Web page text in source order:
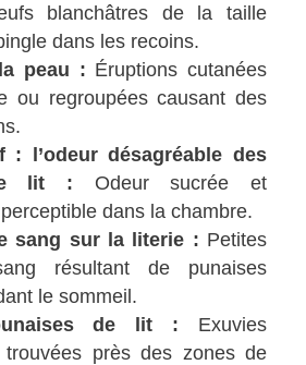
blanchâtres de la taille
dans les recoins.
peau : Éruptions cutanées
ou regroupées causant des
: l’odeur désagréable des
lit : Odeur sucrée et
dans la chambre.
sang sur la literie : Petites
résultant de punaises
le sommeil.
de lit : Exuvies
trouvées près des zones de